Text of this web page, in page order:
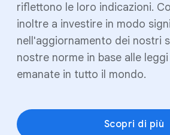
riflettono le loro indicazioni.
inoltre a investire in modo
nell'aggiornamento dei nostri
nostre norme in base alle
emanate in tutto il mondo.
Scopri di più